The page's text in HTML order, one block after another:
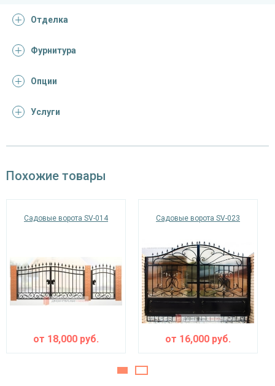
Рамки
полотна
калитки
Внутреннее
Элементы
Запирающие
устройства и
фурнитура
стопорные крюки в землю на воротах – 2
шт.,
задвижка на калитке – 1 шт.,
ушки под замок на воротах и калитке – 4
шт.
Отделка
Фурнитура
Опции
Услуги
Похожие товары
Садовые ворота SV-014
от 18,000 руб.
Садовые ворота SV-023
от 16,000 руб.